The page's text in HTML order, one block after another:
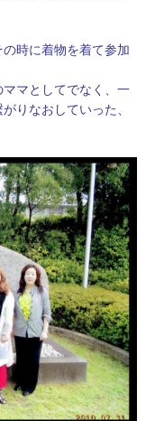
時に着物を着て参加
マとしてでなく、一
りなおしていった、